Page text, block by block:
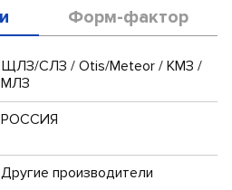
Форм-фактор
ЩЛЗ/СЛЗ / Otis/Meteor / КМЗ /
МЛЗ
РОССИЯ
Другие производители